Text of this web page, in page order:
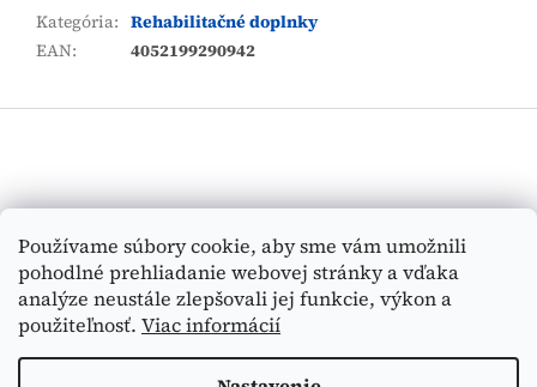
Používame súbory cookie, aby sme vám umožnili
pohodlné prehliadanie webovej stránky a vďaka
analýze neustále zlepšovali jej funkcie, výkon a
použiteľnosť. Viac informácií
Kategória: Rehabilitačné doplnky
EAN: 4052199290942
ä
HĽADAŤ